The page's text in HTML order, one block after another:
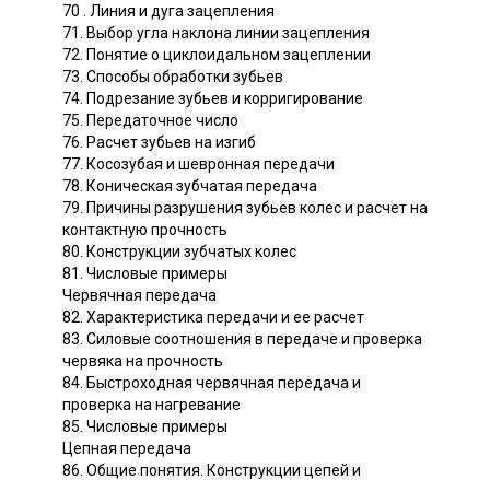
70 . Линия и дуга зацепления
71. Выбор угла наклона линии зацепления
72. Понятие о циклоидальном зацеплении
73. Способы обработки зубьев
74. Подрезание зубьев и корригирование
75. Передаточное число
76. Расчет зубьев на изгиб
77. Косозубая и шевронная передачи
78. Коническая зубчатая передача
79. Причины разрушения зубьев колес и расчет на
контактную прочность
80. Конструкции зубчатых колес
81. Числовые примеры
Червячная передача
82. Характеристика передачи и ее расчет
83. Силовые соотношения в передаче и проверка
червяка на прочность
84. Быстроходная червячная передача и
проверка на нагревание
85. Числовые примеры
Цепная передача
86. Общие понятия. Конструкции цепей и